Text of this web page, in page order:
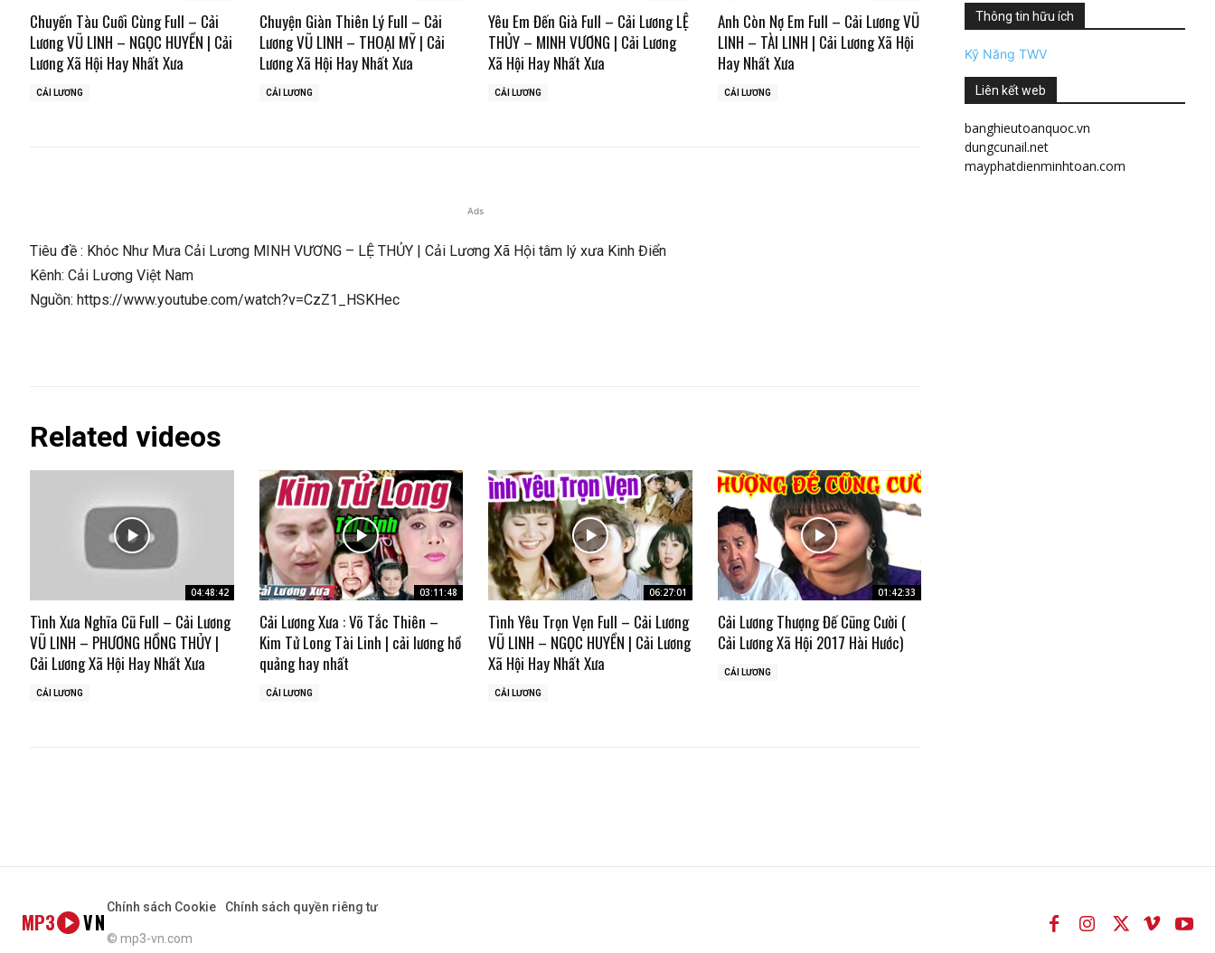
Chuyến Tàu Cuối Cùng Full – Cải
Lương VŨ LINH – NGỌC HUYỀN | Cải
Lương Xã Hội Hay Nhất Xưa
CẢI LƯƠNG
Chuyện Giàn Thiên Lý Full – Cải
Lương VŨ LINH – THOẠI MỸ | Cải
Lương Xã Hội Hay Nhất Xưa
CẢI LƯƠNG
Yêu Em Đến Già Full – Cải Lương LỆ
THỦY – MINH VƯƠNG | Cải Lương
Xã Hội Hay Nhất Xưa
CẢI LƯƠNG
Anh Còn Nợ Em Full – Cải Lương VŨ
LINH – TÀI LINH | Cải Lương Xã Hội
Hay Nhất Xưa
CẢI LƯƠNG
Ads
Tiêu đề : Khóc Như Mưa Cải Lương MINH VƯƠNG – LỆ THỦY | Cải Lương Xã Hội tâm lý xưa Kinh Điển
Kênh: Cải Lương Việt Nam
Nguồn: https://www.youtube.com/watch?v=CzZ1_HSKHec
Related videos
04:48:42
Tình Xưa Nghĩa Cũ Full – Cải Lương
VŨ LINH – PHƯƠNG HỒNG THỦY |
Cải Lương Xã Hội Hay Nhất Xưa
CẢI LƯƠNG
03:11:48
Cải Lương Xưa : Võ Tắc Thiên –
Kim Tử Long Tài Linh | cải lương hồ
quảng hay nhất
CẢI LƯƠNG
06:27:01
Tình Yêu Trọn Vẹn Full – Cải Lương
VŨ LINH – NGỌC HUYỀN | Cải Lương
Xã Hội Hay Nhất Xưa
CẢI LƯƠNG
01:42:33
Cải Lương Thượng Đế Cũng Cười (
Cải Lương Xã Hội 2017 Hài Hước)
CẢI LƯƠNG
Thông tin hữu ích
Kỹ Năng TWV
Liên kết web
banghieutoanquoc.vn
dungcunail.net
mayphatdienminhtoan.com
MP3 VN
Chính sách Cookie Chính sách quyền riêng tư
© mp3-vn.com